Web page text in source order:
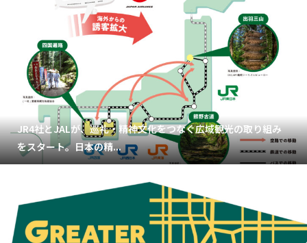
JR4社とJALが、巡礼・精神文化をつなぐ広域観光の取り組み
をスタート。日本の精...